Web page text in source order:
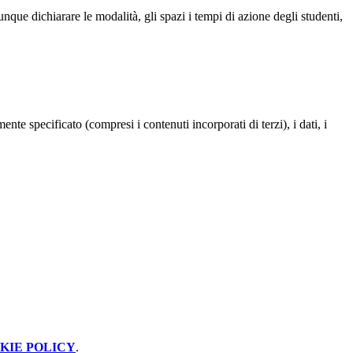
dichiarare le modalità, gli spazi i tempi di azione degli studenti,
specificato (compresi i contenuti incorporati di terzi), i dati, i
POLICY.